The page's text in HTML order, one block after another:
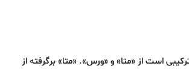
است از «متا» و «ورس». «متا» برگرفته از